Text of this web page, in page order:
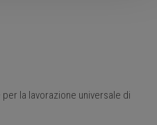
la lavorazione universale di